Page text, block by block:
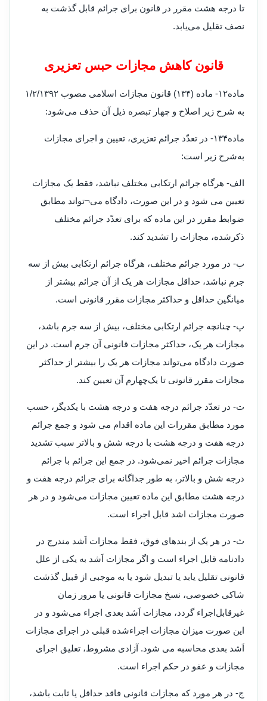
تا درجه هشت مقرر در قانون برای جرائم قابل گذشت به
نصف تقلیل می‌یابد.
قانون کاهش مجازات حبس تعزیری
ماده۱۲- ماده (۱۳۴) قانون مجازات اسلامی مصوب ۱/۲/۱۳۹۲
به شرح زیر اصلاح و چهار تبصره ذیل آن حذف می‌شود:
ماده۱۳۴- در تعدّد جرائم تعزیری، تعیین و اجرای مجازات
به‌شرح زیر است:
الف- هرگاه جرائم ارتکابی مختلف نباشد، فقط یک مجازات
تعیین می شود و در این صورت، دادگاه می¬تواند مطابق
ضوابط مقرر در این ماده که برای تعدّد جرائم مختلف
ذکرشده، مجازات را تشدید کند.
ب- در مورد جرائم مختلف، هرگاه جرائم ارتکابی بیش از سه
جرم نباشد، حداقل مجازات هر یک از آن جرائم بیشتر از
میانگین حداقل و حداکثر مجازات مقرر قانونی است.
پ- چنانچه جرائم ارتکابی مختلف، بیش از سه جرم باشد،
مجازات هر یک، حداکثر مجازات قانونی آن جرم است. در این
صورت دادگاه می‌تواند مجازات هر یک را بیشتر از حداکثر
مجازات مقرر قانونی تا یک‌چهارم آن تعیین کند.
ت- در تعدّد جرائم درجه هفت و درجه هشت با یکدیگر، حسب
مورد مطابق مقررات این ماده اقدام می شود و جمع جرائم
درجه هفت و درجه هشت با درجه شش و بالاتر سبب تشدید
مجازات جرائم اخیر نمی‌شود. در جمع این جرائم با جرائم
درجه شش و بالاتر، به طور جداگانه برای جرائم درجه هفت و
درجه هشت مطابق این ماده تعیین مجازات می‌شود و در هر
صورت مجازات اشد قابل اجراء است.
ث- در هر یک از بندهای فوق، فقط مجازات اَشد مندرج در
دادنامه قابل اجراء است و اگر مجازات اَشد به یکی از علل
قانونی تقلیل یابد یا تبدیل شود یا به موجبی از قبیل گذشت
شاکی خصوصی، نسخ مجازات قانونی یا مرور زمان
غیرقابل‌اجراء گردد، مجازات اَشد بعدی اجراء می‌شود و در
این صورت میزان مجازات اجراءشده قبلی در اجرای مجازات
اَشد بعدی محاسبه می شود. آزادی مشروط، تعلیق اجرای
مجازات و عفو در حکم اجراء است.
ج- در هر مورد که مجازات قانونی فاقد حداقل یا ثابت باشد،